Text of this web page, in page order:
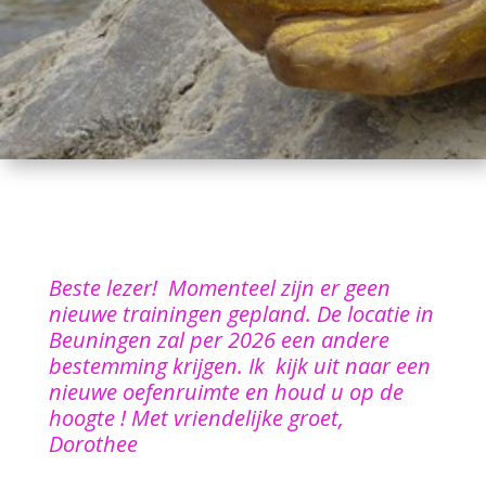
Beste lezer! Momenteel zijn er geen
nieuwe trainingen gepland. De locatie in
Beuningen zal per 2026 een andere
bestemming krijgen. Ik kijk uit naar een
nieuwe oefenruimte en houd u op de
hoogte ! Met vriendelijke groet,
Dorothee